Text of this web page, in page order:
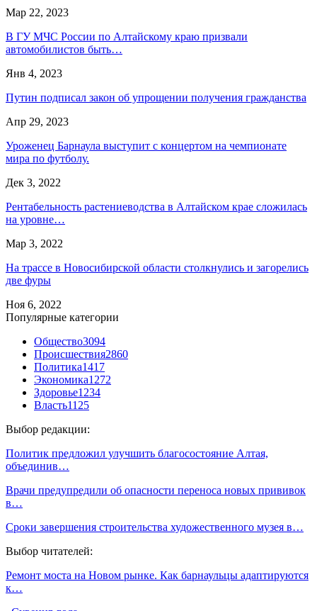
Мар 22, 2023
В ГУ МЧС России по Алтайскому краю призвали
автомобилистов быть…
Янв 4, 2023
Путин подписал закон об упрощении получения гражданства
Апр 29, 2023
Уроженец Барнаула выступит с концертом на чемпионате
мира по футболу.
Дек 3, 2022
Рентабельность растениеводства в Алтайском крае сложилась
на уровне…
Мар 3, 2022
На трассе в Новосибирской области столкнулись и загорелись
две фуры
Ноя 6, 2022
Популярные категории
Общество3094
Происшествия2860
Политика1417
Экономика1272
Здоровье1234
Власть1125
Выбор редакции:
Политик предложил улучшить благосостояние Алтая,
объединив…
Врачи предупредили об опасности переноса новых прививок
в…
Сроки завершения строительства художественного музея в…
Выбор читателей:
Ремонт моста на Новом рынке. Как барнаульцы адаптируются
к…